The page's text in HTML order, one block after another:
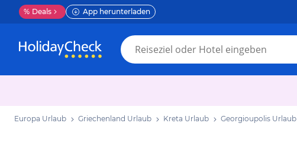
% Deals App herunterladen
Europa Urlaub Griechenland Urlaub Kreta Urlaub Georgioupolis Urlaub